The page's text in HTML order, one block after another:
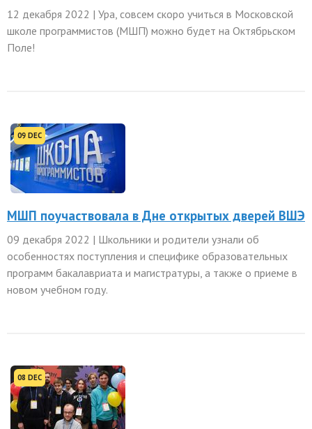
12 декабря 2022 | Ура, совсем скоро учиться в Московской
школе программистов (МШП) можно будет на Октябрьском
Поле!
09 DEC
МШП поучаствовала в Дне открытых дверей ВШЭ
09 декабря 2022 | Школьники и родители узнали об
особенностях поступления и специфике образовательных
программ бакалавриата и магистратуры, а также о приеме в
новом учебном году.
08 DEC